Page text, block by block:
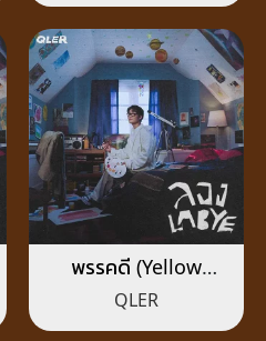
พรรคดี (Yellow
Heart)
QLER